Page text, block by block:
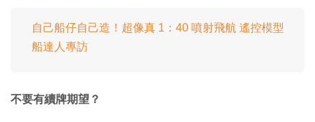
自己船仔自己造！超像真 1：40 噴射飛航 遙控模型
船達人專訪
不要有續牌期望？